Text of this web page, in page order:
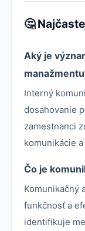
🤔
Aký je
Interný
dosahovanie
zamestnanci
komunikácie
Čo je
Komunikačný
funkčnosť a
identifikuje